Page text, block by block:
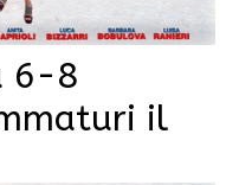
6-8
il